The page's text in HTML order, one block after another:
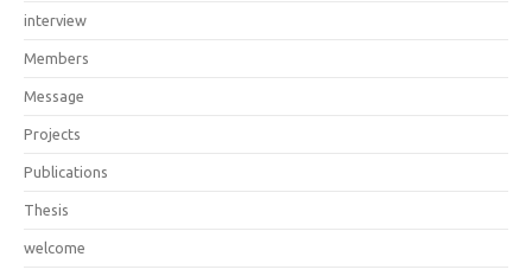
interview
Members
Message
Projects
Publications
Thesis
welcome